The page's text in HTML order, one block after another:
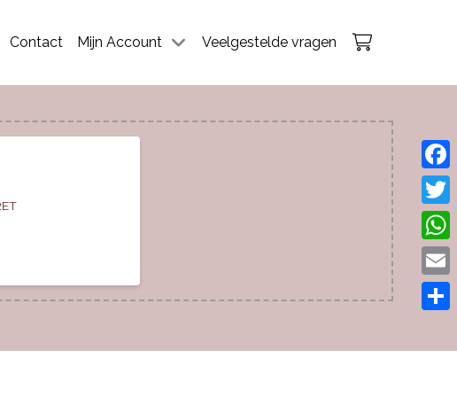
Contact Mijn Account Veelgestelde vragen
Email